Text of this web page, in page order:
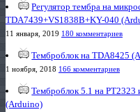
Регулятор тембра на
TDA7439+VS1838B+KY-040
11 января, 2019 180 комментариев
Темброблок на TDA8425
1 ноября, 2018 166 комментариев
Темброблок 5.1 на PT2323
(Arduino)